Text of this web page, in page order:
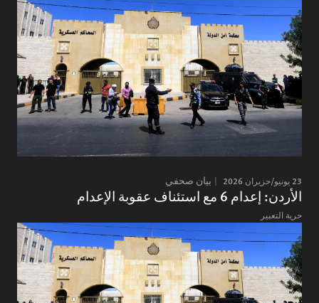
23 يونيو/حزيران 2026 بيان صحفي
الأردن: إعدام 6 مع استئناف عقوبة الإعدام
حرية التعبير